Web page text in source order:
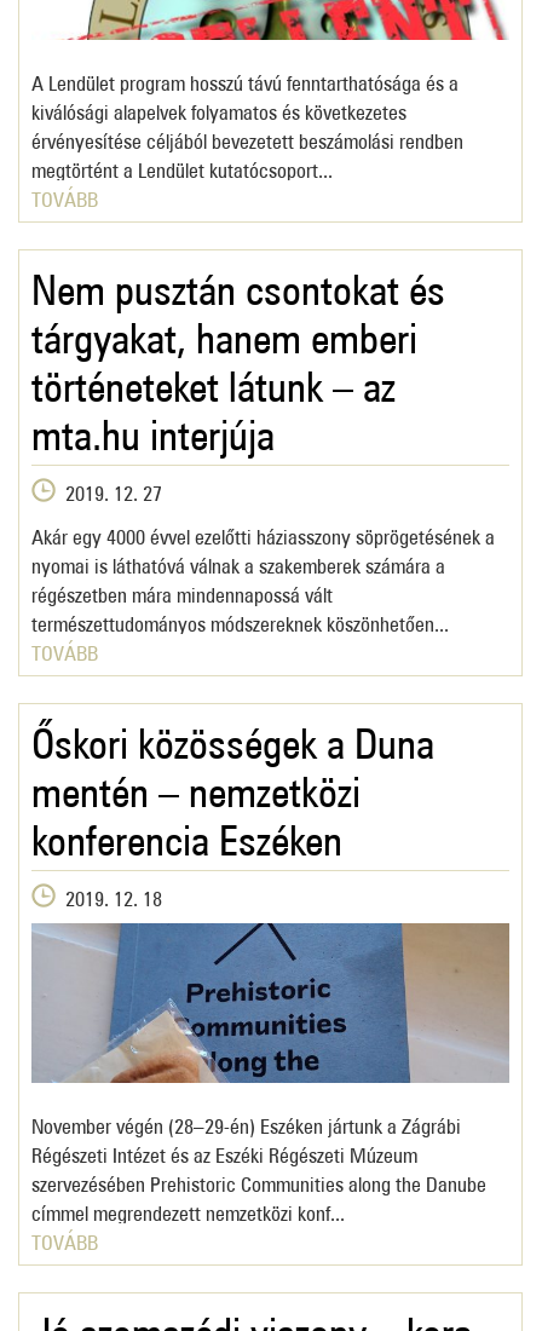
A Lendület program hosszú távú fenntarthatósága és a
kiválósági alapelvek folyamatos és következetes
érvényesítése céljából bevezetett beszámolási rendben
megtörtént a Lendület kutatócsoport...
TOVÁBB
Nem pusztán csontokat és
tárgyakat, hanem emberi
történeteket látunk – az
mta.hu interjúja
2019. 12. 27
Akár egy 4000 évvel ezelőtti háziasszony söprögetésének a
nyomai is láthatóvá válnak a szakemberek számára a
régészetben mára mindennapossá vált
természettudományos módszereknek köszönhetően...
TOVÁBB
Őskori közösségek a Duna
mentén – nemzetközi
konferencia Eszéken
2019. 12. 18
November végén (28–29-én) Eszéken jártunk a Zágrábi
Régészeti Intézet és az Eszéki Régészeti Múzeum
szervezésében Prehistoric Communities along the Danube
címmel megrendezett nemzetközi konf...
TOVÁBB
Jó szomszédi viszony – kora